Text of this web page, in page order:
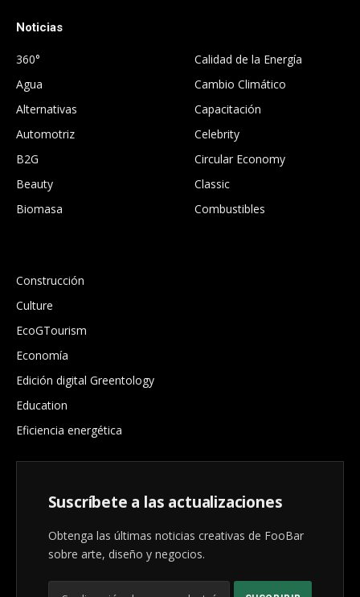
Noticias
360°
Agua
Alternativas
Automotriz
B2G
Beauty
Biomasa
Calidad de la Energía
Cambio Climático
Capacitación
Celebrity
Circular Economy
Classic
Combustibles
Construcción
Culture
EcoGTourism
Economía
Edición digital Greentology
Education
Eficiencia energética
Suscríbete a las actualizaciones
Obtenga las últimas noticias creativas de FooBar
sobre arte, diseño y negocios.